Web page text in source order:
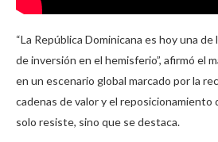
“La República Dominicana es hoy una
de inversión en el hemisferio”, afirmó el
en un escenario global marcado por la
cadenas de valor y el reposicionamiento
solo resiste, sino que se destaca.